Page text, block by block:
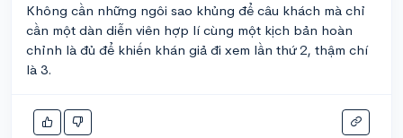
Không cần những ngôi sao khủng để câu khách mà chỉ
cần một dàn diễn viên hợp lí cùng một kịch bản hoàn
chỉnh là đủ để khiến khán giả đi xem lần thứ 2, thậm chí
là 3.